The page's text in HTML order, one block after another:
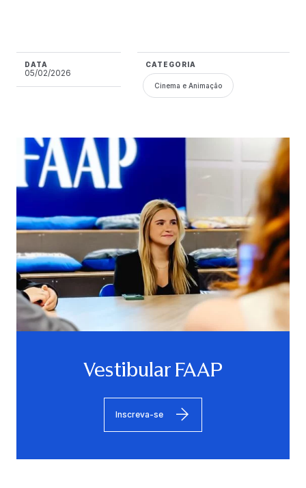
DATA
05/02/2026
CATEGORIA
Cinema e Animação
Vestibular FAAP
Inscreva-se